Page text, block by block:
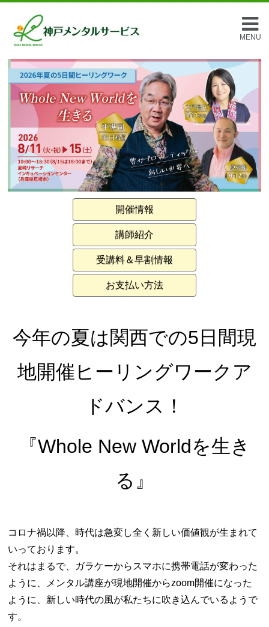
MENU
開催情報
講師紹介
受講料＆早割情報
お支払い方法
今年の夏は関西での5日間現
地開催ヒーリングワークア
ドバンス！
『Whole New Worldを生き
る』
コロナ禍以降、時代は急変し全く新しい価値観が生まれて
いっております。
それはまるで、ガラケーからスマホに携帯電話が変わった
ように、メンタル講座が現地開催からzoom開催になった
ように、新しい時代の風が私たちに吹き込んでいるようで
す。